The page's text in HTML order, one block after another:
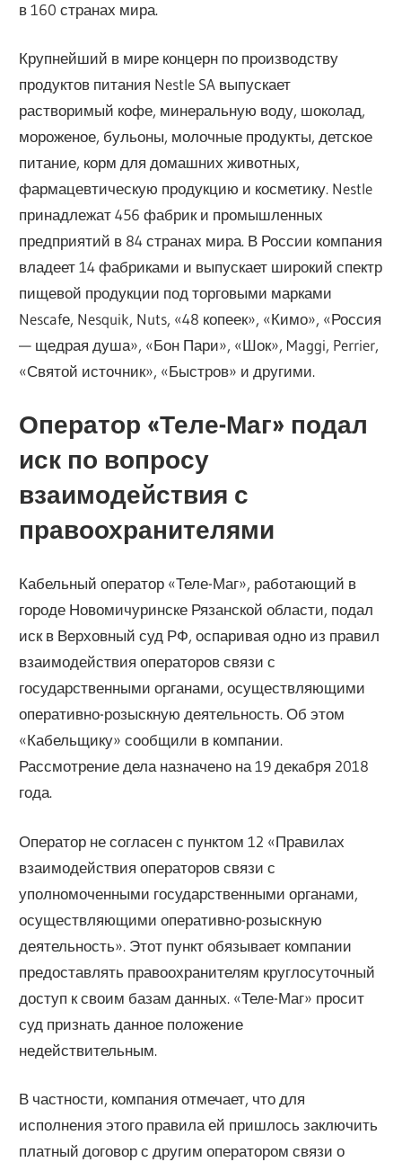
в 160 странах мира.
Крупнейший в мире концерн по производству
продуктов питания Nestle SA выпускает
растворимый кофе, минеральную воду, шоколад,
мороженое, бульоны, молочные продукты, детское
питание, корм для домашних животных,
фармацевтическую продукцию и косметику. Nestle
принадлежат 456 фабрик и промышленных
предприятий в 84 странах мира. В России компания
владеет 14 фабриками и выпускает широкий спектр
пищевой продукции под торговыми марками
Nescafе, Nesquik, Nuts, «48 копеек», «Кимо», «Россия
— щедрая душа», «Бон Пари», «Шок», Maggi, Perrier,
«Святой источник», «Быстров» и другими.
Оператор «Теле-Маг» подал
иск по вопросу
взаимодействия с
правоохранителями
Кабельный оператор «Теле-Маг», работающий в
городе Новомичуринске Рязанской области, подал
иск в Верховный суд РФ, оспаривая одно из правил
взаимодействия операторов связи с
государственными органами, осуществляющими
оперативно-розыскную деятельность. Об этом
«Кабельщику» сообщили в компании.
Рассмотрение дела назначено на 19 декабря 2018
года.
Оператор не согласен с пунктом 12 «Правилах
взаимодействия операторов связи с
уполномоченными государственными органами,
осуществляющими оперативно-розыскную
деятельность». Этот пункт обязывает компании
предоставлять правоохранителям круглосуточный
доступ к своим базам данных. «Теле-Маг» просит
суд признать данное положение
недействительным.
В частности, компания отмечает, что для
исполнения этого правила ей пришлось заключить
платный договор с другим оператором связи о